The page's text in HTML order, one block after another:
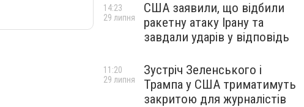
США заявили, що відбили
ракетну атаку Ірану та
завдали ударів у відповідь
14:23
29 липня
Зустріч Зеленського і
Трампа у США триматимуть
закритою для журналістів
11:20
29 липня